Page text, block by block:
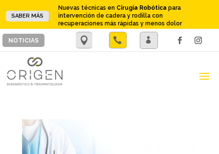
SABER MÁS
Nuevas técnicas en Cirugía Robótica para
intervención de cadera y rodilla con
recuperaciones más rápidas y menos dolor
NOTICIAS 